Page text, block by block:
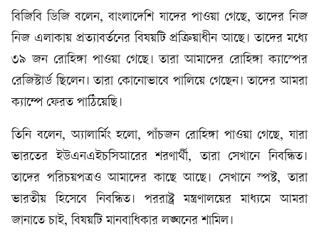
বিজিবি ডিজি বলেন, বাংলাদেশি যাদের পাওয়া গেছে, তাদের নিজ
নিজ এলাকায় প্রত্যাবর্তনের বিষয়টি প্রক্রিয়াধীন আছে। তাদের মধ্যে
৩৯ জন রোহিঙ্গা পাওয়া গেছে। তারা আমাদের রোহিঙ্গা ক্যাস্পের
রেজিস্টার্ড ছিলেন। তারা কোনোভাবে পালিয়ে গেছেন। তাদের আমরা
ক্যাম্পে ফেরত পাঠিয়েছি।
তিনি বলেন, অ্যালার্মিং হলো, পাঁচজন রোহিঙ্গা পাওয়া গেছে, যারা
ভারতের ইউএনএইচসিআরের শরণার্থী, তারা সেখানে নিবন্ধিত।
তাদের পরিচয়পত্রও আমাদের কাছে আছে। সেখানে স্পষ্ট, তারা
ভারতীয় হিসেবে নিবন্ধিত। পররাষ্ট্র মন্ত্রণালয়ের মাধ্যমে আমরা
জানাতে চাই, বিষয়টি মানবাধিকার লঙ্ঘনের শামিল।